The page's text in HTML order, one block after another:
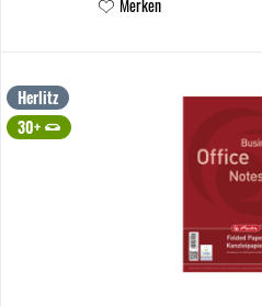
Merken
Herlitz
30+